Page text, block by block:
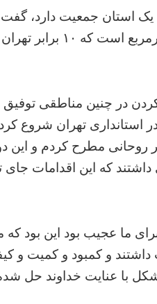
یک استان جمعیت دارد،
کردن در چنین مناطقی
تهران شروع
روحانی مطرح کردم و این دو
که این اقدامات جای
ما عجیب بود این بود که
و کمبود و کمیت و‌
با عنایت خداوند حل